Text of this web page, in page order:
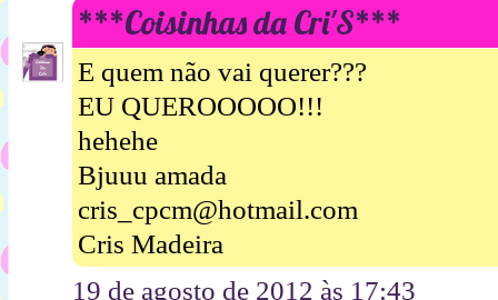
***Coisinhas da Cri'S***
E quem não vai querer???
EU QUEROOOOO!!!
hehehe
Bjuuu amada
cris_cpcm@hotmail.com
Cris Madeira
19 de agosto de 2012 às 17:43